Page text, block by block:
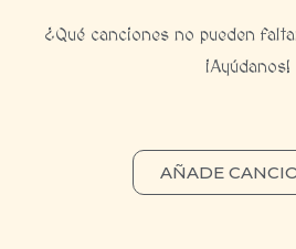
¿Qué canciones no pueden
¡Ayúdanos!
AÑADE